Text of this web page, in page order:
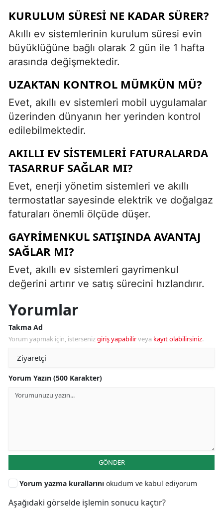
KURULUM SÜRESI NE KADAR SÜRER?
Akıllı ev sistemlerinin kurulum süresi evin
büyüklüğüne bağlı olarak 2 gün ile 1 hafta
arasında değişmektedir.
UZAKTAN KONTROL MÜMKÜN MÜ?
Evet, akıllı ev sistemleri mobil uygulamalar
üzerinden dünyanın her yerinden kontrol
edilebilmektedir.
AKILLI EV SISTEMLERI FATURALARDA
TASARRUF SAĞLAR MI?
Evet, enerji yönetim sistemleri ve akıllı
termostatlar sayesinde elektrik ve doğalgaz
faturaları önemli ölçüde düşer.
GAYRIMENKUL SATIŞINDA AVANTAJ
SAĞLAR MI?
Evet, akıllı ev sistemleri gayrimenkul
değerini artırır ve satış sürecini hızlandırır.
Yorumlar
Takma Ad
Yorum yapmak için, istersenizgiriş yapabilirveya kayıt olabilirsiniz.
Yorum Yazın (500 Karakter)
GÖNDER
Yorum yazma kurallarını okudum ve kabul ediyorum
Aşağıdaki görselde işlemin sonucu kaçtır?